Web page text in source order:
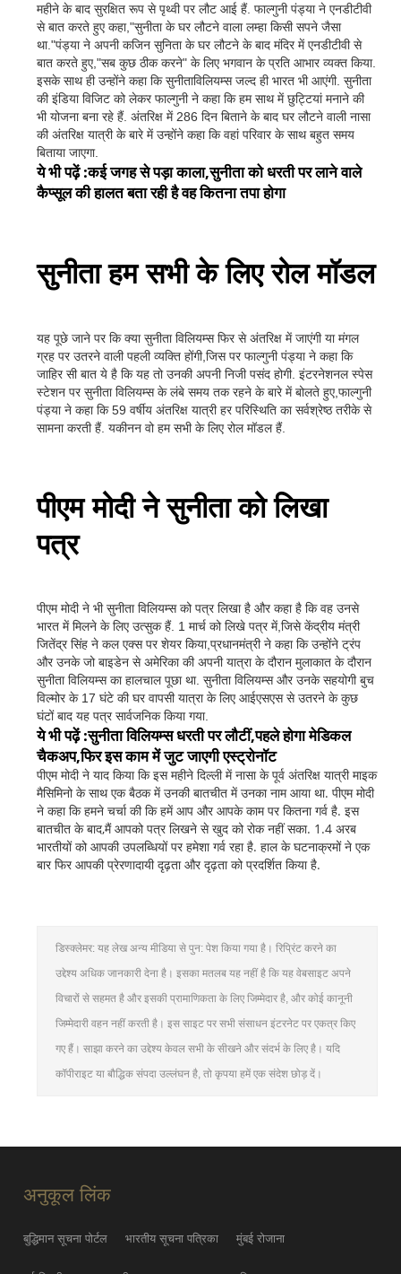
महीने के बाद सुरक्षित रूप से पृथ्वी पर लौट आई हैं. फाल्गुनी पंड्या ने एनडीटीवी
से बात करते हुए कहा,"सुनीता के घर लौटने वाला लम्हा किसी सपने जैसा
था."पंड्या ने अपनी कजिन सुनिता के घर लौटने के बाद मंदिर में एनडीटीवी से
बात करते हुए,"सब कुछ ठीक करने" के लिए भगवान के प्रति आभार व्यक्त किया.
इसके साथ ही उन्होंने कहा कि सुनीताविलियम्स जल्द ही भारत भी आएंगी. सुनीता
की इंडिया विजिट को लेकर फाल्गुनी ने कहा कि हम साथ में छुट्टियां मनाने की
भी योजना बना रहे हैं. अंतरिक्ष में 286 दिन बिताने के बाद घर लौटने वाली नासा
की अंतरिक्ष यात्री के बारे में उन्होंने कहा कि वहां परिवार के साथ बहुत समय
बिताया जाएगा.
ये भी पढ़ें :कई जगह से पड़ा काला,सुनीता को धरती पर लाने वाले
कैप्सूल की हालत बता रही है वह कितना तपा होगा
सुनीता हम सभी के लिए रोल मॉडल
यह पूछे जाने पर कि क्या सुनीता विलियम्स फिर से अंतरिक्ष में जाएंगी या मंगल
ग्रह पर उतरने वाली पहली व्यक्ति होंगी,जिस पर फाल्गुनी पंड्या ने कहा कि
जाहिर सी बात ये है कि यह तो उनकी अपनी निजी पसंद होगी. इंटरनेशनल स्पेस
स्टेशन पर सुनीता विलियम्स के लंबे समय तक रहने के बारे में बोलते हुए,फाल्गुनी
पंड्या ने कहा कि 59 वर्षीय अंतरिक्ष यात्री हर परिस्थिति का सर्वश्रेष्ठ तरीके से
सामना करती हैं. यकीनन वो हम सभी के लिए रोल मॉडल हैं.
पीएम मोदी ने सुनीता को लिखा
पत्र
पीएम मोदी ने भी सुनीता विलियम्स को पत्र लिखा है और कहा है कि वह उनसे
भारत में मिलने के लिए उत्सुक हैं. 1 मार्च को लिखे पत्र में,जिसे केंद्रीय मंत्री
जितेंद्र सिंह ने कल एक्स पर शेयर किया,प्रधानमंत्री ने कहा कि उन्होंने ट्रंप
और उनके जो बाइडेन से अमेरिका की अपनी यात्रा के दौरान मुलाकात के दौरान
सुनीता विलियम्स का हालचाल पूछा था. सुनीता विलियम्स और उनके सहयोगी बुच
विल्मोर के 17 घंटे की घर वापसी यात्रा के लिए आईएसएस से उतरने के कुछ
घंटों बाद यह पत्र सार्वजनिक किया गया.
ये भी पढ़ें :सुनीता विलियम्स धरती पर लौटीं,पहले होगा मेडिकल
चैकअप,फिर इस काम में जुट जाएगी एस्ट्रोनॉट
पीएम मोदी ने याद किया कि इस महीने दिल्ली में नासा के पूर्व अंतरिक्ष यात्री माइक
मैसिमिनो के साथ एक बैठक में उनकी बातचीत में उनका नाम आया था. पीएम मोदी
ने कहा कि हमने चर्चा की कि हमें आप और आपके काम पर कितना गर्व है. इस
बातचीत के बाद,मैं आपको पत्र लिखने से खुद को रोक नहीं सका. 1.4 अरब
भारतीयों को आपकी उपलब्धियों पर हमेशा गर्व रहा है. हाल के घटनाक्रमों ने एक
बार फिर आपकी प्रेरणादायी दृढ़ता और दृढ़ता को प्रदर्शित किया है.
डिस्क्लेमर: यह लेख अन्य मीडिया से पुन: पेश किया गया है। रिप्रिंट करने का
उद्देश्य अधिक जानकारी देना है। इसका मतलब यह नहीं है कि यह वेबसाइट अपने
विचारों से सहमत है और इसकी प्रामाणिकता के लिए जिम्मेदार है, और कोई कानूनी
जिम्मेदारी वहन नहीं करती है। इस साइट पर सभी संसाधन इंटरनेट पर एकत्र किए
गए हैं। साझा करने का उद्देश्य केवल सभी के सीखने और संदर्भ के लिए है। यदि
कॉपीराइट या बौद्धिक संपदा उल्लंघन है, तो कृपया हमें एक संदेश छोड़ दें।
अनुकूल लिंक
बुद्धिमान सूचना पोर्टल भारतीय सूचना पत्रिका मुंबई रोजाना